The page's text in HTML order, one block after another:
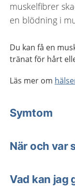
muskelfibrer
en blödning i
Du kan få en
tränat för hårt
Läs mer om
Symtom
När och var
Vad kan jag